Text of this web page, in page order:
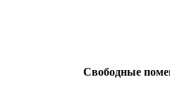
Свободные